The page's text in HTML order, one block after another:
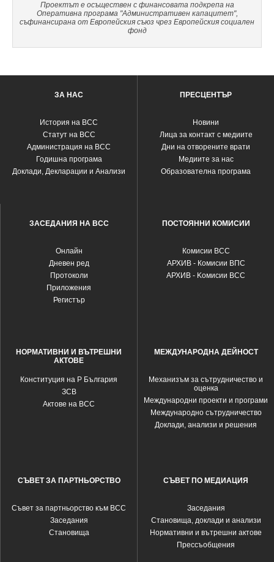
Проектът е осъществен с финансовата подкрепа на
Оперативна програма "Административен капацитет",
съфинансирана от Европейския съюз чрез Европейския социален
фонд
ЗА НАС
История на ВСС
Статут на ВСС
Администрация на ВСС
Годишна програма
Доклади, Декларации и Анализи
ПРЕСЦЕНТЪР
Новини
Лица за контакт с медиите
Дни на отворените врати
Медиите за нас
Образователна програма
ЗАСЕДАНИЯ НА ВСС
Oнлайн
Дневен ред
Протоколи
Приложения
Регистър
ПОСТОЯННИ КОМИСИИ
Комисии ВСС
АРХИВ - Комисии ВПС
АРХИВ - Kомисии ВСС
НОРМАТИВНИ И ВЪТРЕШНИ
АКТОВЕ
Конституция на Р България
ЗСВ
Актове на ВСС
МЕЖДУНАРОДНА ДЕЙНОСТ
Механизъм за сътрудничество и
оценка
Международни проекти и програми
Международно сътрудничество
Доклади, анализи и решения
СЪВЕТ ЗА ПАРТНЬОРСТВО
Съвет за партньорство към ВСС
Заседания
Становища
СЪВЕТ ПО МЕДИАЦИЯ
Заседания
Становища, доклади и анализи
Нормативни и вътрешни актове
Прессъобщения